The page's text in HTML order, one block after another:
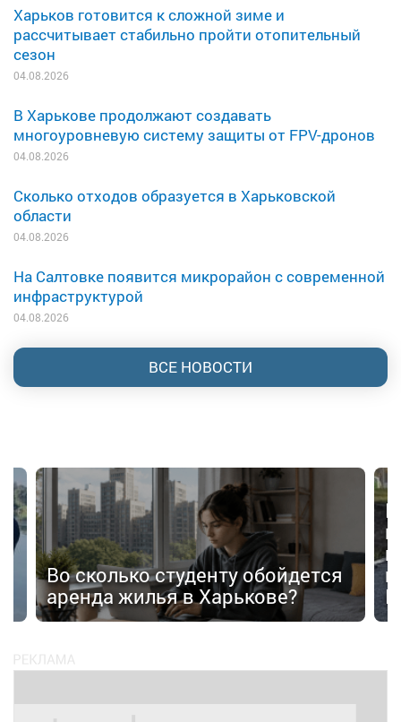
Харьков готовится к сложной зиме и
рассчитывает стабильно пройти отопительный
сезон
04.08.2026
В Харькове продолжают создавать
многоуровневую систему защиты от FPV-дронов
04.08.2026
Сколько отходов образуется в Харьковской
области
04.08.2026
На Салтовке появится микрорайон с современной
инфраструктурой
04.08.2026
ВСЕ НОВОСТИ
Во сколько студенту обойдется
аренда жилья в Харькове?
В